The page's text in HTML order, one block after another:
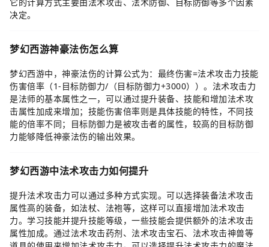
决定。
梦幻西游神豪法伤怎么算
梦幻西游中，神豪法伤的计算公式为：最终伤害=法术攻击力技能
伤害倍率（1-目标防御力/（目标防御力+3000））。法术攻击力
是法师的基本属性之一，可以通过提升装备、技能和增加法术攻
击属性加成来增加；技能伤害倍率则是具体技能的特性，不同技
能的倍率不同；目标防御力是被攻击者的属性，较高的目标防御
力能够降低神豪法伤的输出效果。
梦幻西游中法术攻击力如何提升
提升法术攻击力可以通过多种方式实现。可以选择装备法术攻击
属性高的装备，如法杖、法袍等，这样可以直接增加法术攻击
力。学习技能并提升技能等级，一些技能会提供额外的法术攻击
属性加成。通过法术攻击药剂、法术攻击宝石、法术攻击神兽等